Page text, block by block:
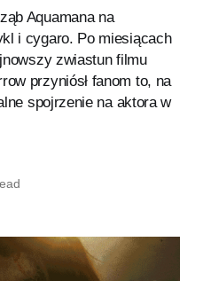
Aquamana na
i cygaro. Po miesiącach
zwiastun filmu
przyniósł fanom to, na
spojrzenie na aktora w